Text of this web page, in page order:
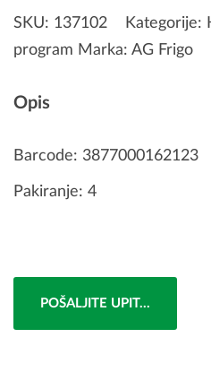
SKU: 137102 Kategorije:
program Marka: AG Frigo
Opis
Barcode: 3877000162123
Pakiranje: 4
POŠALJITE UPIT...